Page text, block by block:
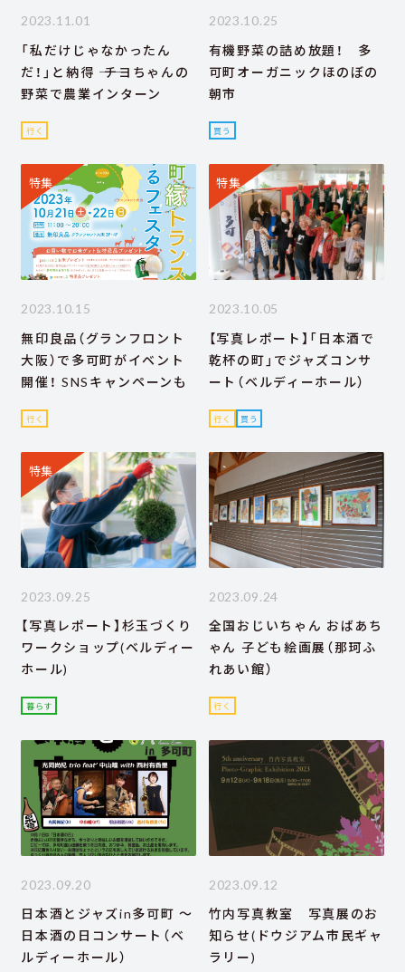
2023.11.01
「私だけじゃなかったん
だ！」と納得 ―― チヨちゃんの
野菜で農業インターン
行く
2023.10.25
有機野菜の詰め放題！ 多
可町オーガニックほのぼの
朝市
買う
特集
2023.10.15
無印良品（グランフロント
大阪）で多可町がイベント
開催！ SNSキャンペーンも
行く
特集
2023.10.05
【写真レポート】「日本酒で
乾杯の町」でジャズコンサ
ート（ベルディーホール）
行く 買う
特集
2023.09.25
【写真レポート】杉玉づくり
ワークショップ(ベルディー
ホール)
暮らす
2023.09.24
全国おじいちゃん おばあち
ゃん 子ども絵画展（那珂ふ
れあい館）
行く
2023.09.20
日本酒とジャズin多可町 ～
日本酒の日コンサート（ベ
ルディーホール）
2023.09.12
竹内写真教室 写真展のお
知らせ(ドウジアム市民ギャ
ラリー)